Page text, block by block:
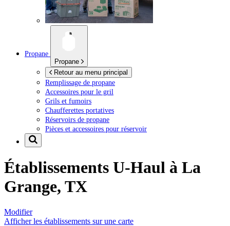
Propane
Propane
Retour au menu principal
Remplissage de propane
Accessoires pour le gril
Grils et fumoirs
Chaufferettes portatives
Réservoirs de propane
Pièces et accessoires pour réservoir
Établissements U-Haul à La
Grange, TX
Modifier
Afficher les établissements sur une carte